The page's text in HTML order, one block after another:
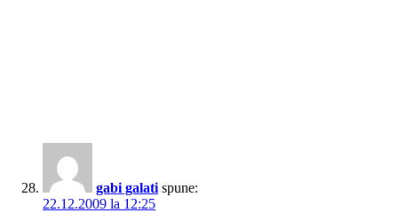
gabi galati spune:
22.12.2009 la 12:25